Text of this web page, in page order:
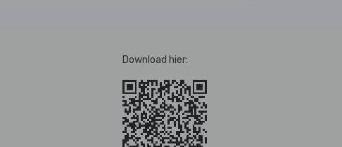
Download hier: